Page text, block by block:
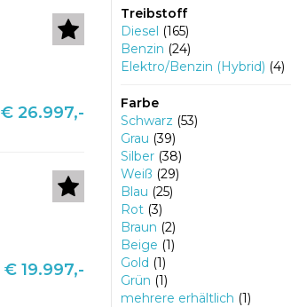
Treibstoff
Diesel (165)
Benzin (24)
Elektro/Benzin (Hybrid) (4)
Farbe
Schwarz (53)
Grau (39)
Silber(38)
Weiß (29)
Blau (25)
Rot(3)
Braun (2)
Beige (1)
Gold (1)
Grün (1)
mehrere erhältlich (1)
€ 26.997,-
€ 19.997,-